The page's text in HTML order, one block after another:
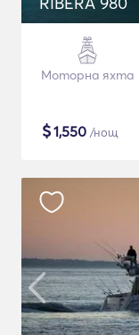
Моторна яхта
$1,550 /нощ